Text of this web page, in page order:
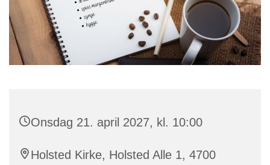
Onsdag 21. april 2027, kl. 10:00
Holsted Kirke, Holsted Alle 1, 4700